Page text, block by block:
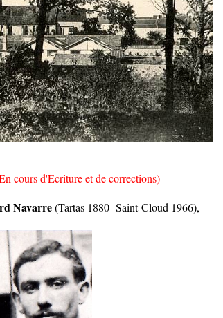
cours d'Ecriture et de corrections)
(Tartas 1880- Saint-Cloud 1966),